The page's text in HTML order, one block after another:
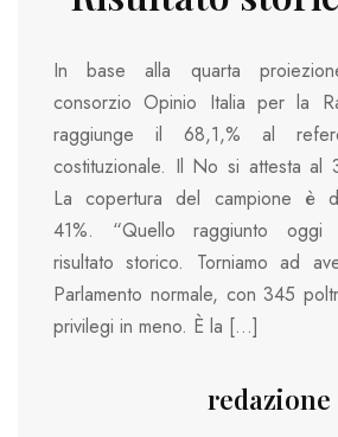
In base alla quarta
consorzio Opinio Italia per la
raggiunge il 68,1,% al
costituzionale. Il No si attesta al
La copertura del campione è
41%. “Quello raggiunto
risultato storico. Torniamo ad
Parlamento normale, con 345
privilegi in meno. È la […]
redazione